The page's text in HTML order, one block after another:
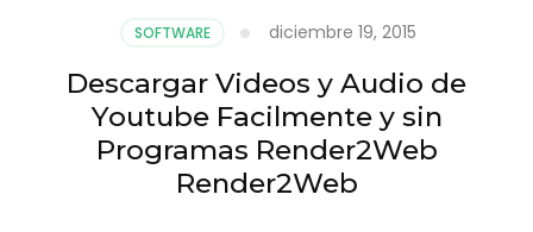
de
PC
y
Navegadores
(ADW
CLEANER)
SOFTWARE diciembre 19, 2015
Descargar Videos y Audio de
Youtube Facilmente y sin
Programas Render2Web
Render2Web